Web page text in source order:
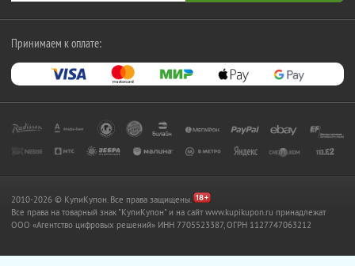
Принимаем к оплате:
2010-2026 © КупиКупон. Все права защищены.
Все права на товарный знак "КупиКупон" и на сайт www.kupikupon.ru принадлежат
OOO «Агентство цифровых решений» ИНН 7705523387, ОГРН 1127747063212